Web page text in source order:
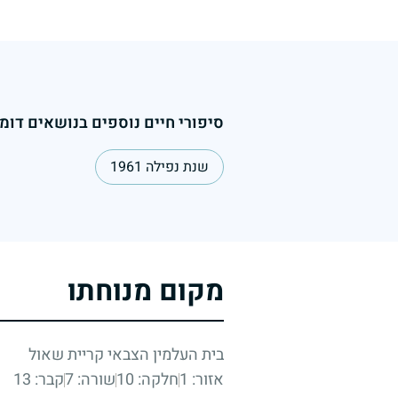
סיפורי חיים נוספים בנושאים
שנת נפילה 1961
מקום מנוחתו
בית העלמין הצבאי קריית שאול
אזור: 1
חלקה: 10 שורה: 7
קבר: 13